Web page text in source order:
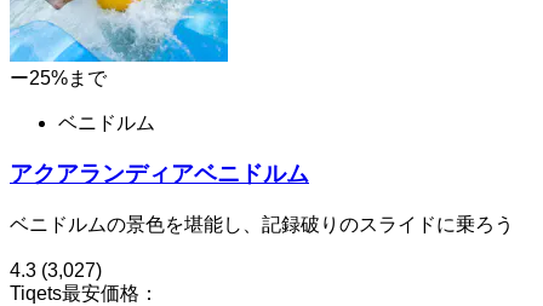
ー25%まで
ベニドルム
アクアランディアベニドルム
ベニドルムの景色を堪能し、記録破りのスライドに乗ろう
4.3 (3,027)
Tiqets最安価格：